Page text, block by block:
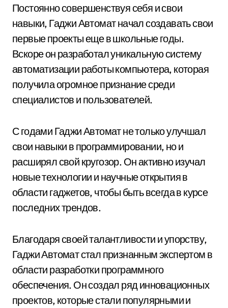
Постоянно совершенствуя себя и свои
навыки, Гаджи Автомат начал создавать свои
первые проекты еще в школьные годы.
Вскоре он разработал уникальную систему
автоматизации работы компьютера, которая
получила огромное признание среди
специалистов и пользователей.
С годами Гаджи Автомат не только улучшал
свои навыки в программировании, но и
расширял свой кругозор. Он активно изучал
новые технологии и научные открытия в
области гаджетов, чтобы быть всегда в курсе
последних трендов.
Благодаря своей талантливости и упорству,
Гаджи Автомат стал признанным экспертом в
области разработки программного
обеспечения. Он создал ряд инновационных
проектов, которые стали популярными и